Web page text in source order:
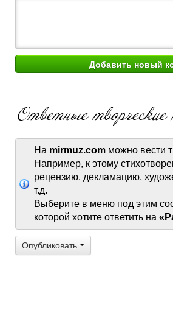
На mirmuz.com можно вести
Например, к этому
рецензию, декламацию,
т.д.
Выберите в меню под этим
которой хотите ответить на
Опубликовать